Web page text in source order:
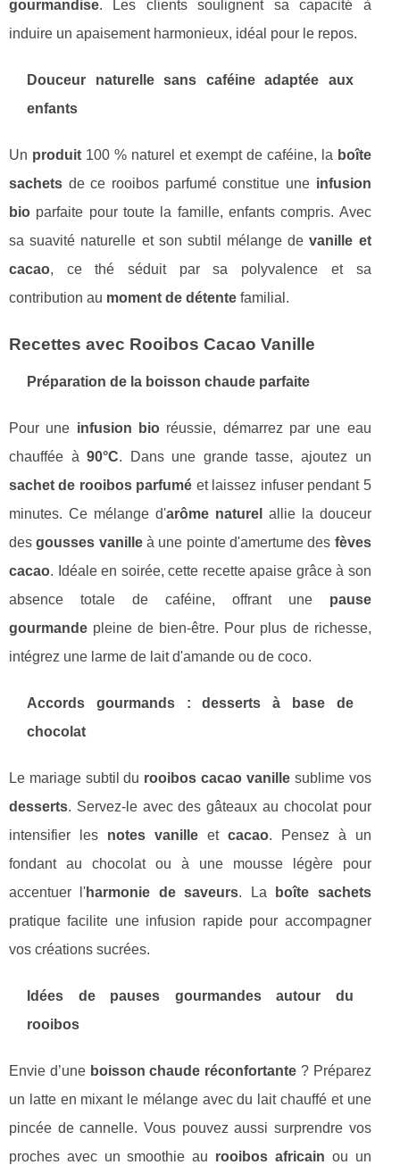
gourmandise. Les clients soulignent sa capacité à
induire un apaisement harmonieux, idéal pour le repos.
Douceur naturelle sans caféine adaptée aux
enfants
Un produit100 % naturel et exempt de caféine, la boîte
sachets de ce rooibos parfumé constitue une infusion
bio parfaite pour toute la famille, enfants compris. Avec
sa suavité naturelle et son subtil mélange devanille et
cacao, ce thé séduit par sa polyvalence et sa
contribution au moment de détente familial.
Recettes avec Rooibos Cacao Vanille
Préparation de la boisson chaude parfaite
Pour une infusion bioréussie, démarrez par une eau
chauffée à90°C. Dans une grande tasse, ajoutez un
sachet de rooibos parfumé et laissez infuser pendant 5
minutes. Ce mélange d'arôme naturel
allie la douceur
desgousses vanilleà une pointe d'amertume des fèves
cacao. Idéale en soirée, cette recette apaise grâce à son
absence totale de caféine, offrant une pause
gourmande pleine de bien-être. Pour plus de richesse,
intégrez une larme de lait d'amande ou de coco.
Accords gourmands : desserts à base de
chocolat
Le mariage subtil du rooibos cacao vanillesublime vos
desserts. Servez-le avec des gâteaux au chocolat pour
intensifier les notes vanilleet cacao. Pensez à un
fondant au chocolat ou à une mousse légère pour
accentuer l'harmonie de saveurs. La
boîte sachets
pratique facilite une infusion rapide pour accompagner
vos créations sucrées.
Idées de pauses gourmandes autour du
rooibos
Envie d’une boisson chaude réconfortante ? Préparez
un latte en mixant le mélange avec du lait chauffé et une
pincée de cannelle. Vous pouvez aussi surprendre vos
proches avec un smoothie au rooibos africain ou un